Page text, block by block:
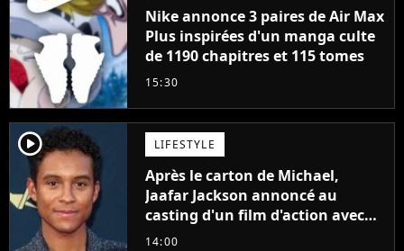
Nike annonce 3 paires de Air Max
Plus inspirées d'un manga culte
de 1190 chapitres et 115 tomes
15:30
player2 LIFESTYLE
Après le carton de Michael,
Jaafar Jackson annoncé au
casting d'un film d'action avec
Will Smith
14:00